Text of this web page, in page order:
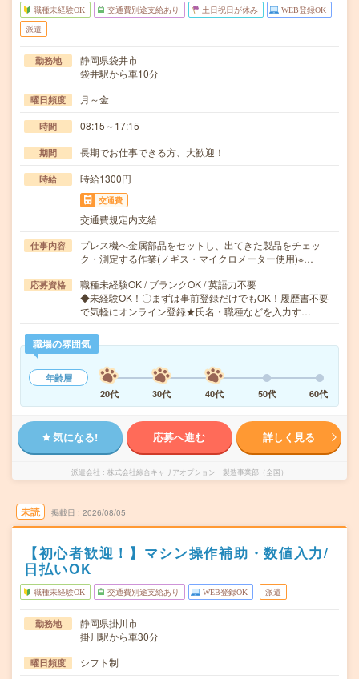
職種未経験OK 交通費別途支給あり 土日祝日が休み WEB登録OK
派遣
勤務地
静岡県袋井市
袋井駅から車10分
曜日頻度 月～金
時間 08:15～17:15
期間 長期でお仕事できる方、大歓迎！
時給 時給1300円
交通費
交通費規定内支給
仕事内容
プレス機へ金属部品をセットし、出てきた製品をチェッ
ク・測定する作業(ノギス・マイクロメーター使用)※…
応募資格
職種未経験OK / ブランクOK / 英語力不要
◆未経験OK！〇まずは事前登録だけでもOK！履歴書不要
で気軽にオンライン登録★氏名・職種などを入力す…
職場の雰囲気
年齢層
20代
30代 40代 50代 60代
気になる! 応募へ進む 詳しく見る
派遣会社 株式会社綜合キャリアオプション 製造事業部（全国）
未読 掲載日 2026/08/05
【初心者歓迎！】マシン操作補助・数値入力/
日払いOK
職種未経験OK 交通費別途支給あり WEB登録OK 派遣
勤務地
静岡県掛川市
掛川駅から車30分
曜日頻度 シフト制